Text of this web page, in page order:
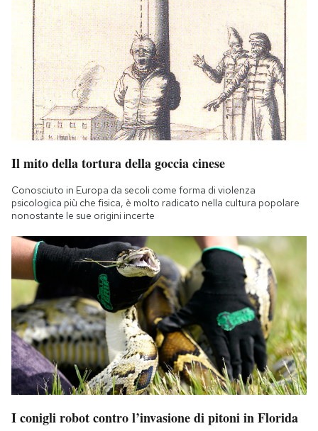
Il mito della tortura della goccia cinese
Conosciuto in Europa da secoli come forma di violenza
psicologica più che fisica, è molto radicato nella cultura popolare
nonostante le sue origini incerte
I conigli robot contro l’invasione di pitoni in Florida